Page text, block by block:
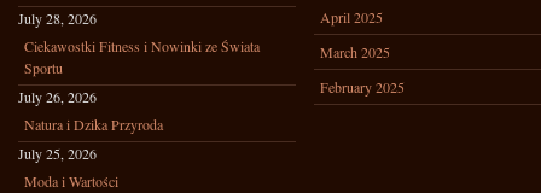
July 28, 2026
Ciekawostki Fitness i Nowinki ze Świata
Sportu
July 26, 2026
Natura i Dzika Przyroda
July 25, 2026
Moda i Wartości
April 2025
March 2025
February 2025